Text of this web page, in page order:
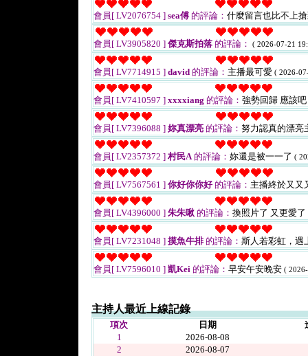
會員[ LV2076754 ] sea傅的評論： 什麼留言也比不上
會員[ LV3905820 ] 傑克斯拍落 的評論： ( 2026-07-21
會員[ LV7714915 ] david 的評論： 主播最可愛 ( 2026-
會員[ LV7410597 ] xxxxiang 的評論： 強勢回歸 應該吧
會員[ LV7396088 ] 妳真漂亮 的評論： 努力認真的漂亮
會員[ LV2357372 ] 村民A的評論： 妳還是被一一了 (
會員[ LV7567561 ] 你好你你好的評論： 主播終於又又
會員[ LV4396000 ] 朱朱啾 的評論： 換照片了 又更愛了
會員[ LV7231048 ] 摸魚牛排的評論： 斯人若彩虹，遇
會員[ LV7596010 ] 凱Kei 的評論： 早安午安晚安 (
主持人最近上線記錄
項次 日期
1
2026-08-08
2
2026-08-07